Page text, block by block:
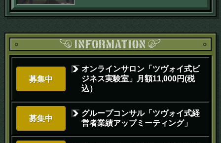
募集中
オンラインサロン「ツヴォイ式ビ
ジネス実験室」月額11,000円(税
込）
募集中
グループコンサル「ツヴォイ式経
営者業績アップミーティング」